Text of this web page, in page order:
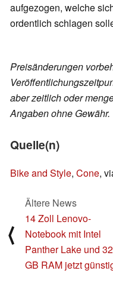
aufgezogen, welche
ordentlich schlagen
Preisänderungen
aber zeitlich oder
Angaben ohne Gewähr.
Quelle(n)
Bike and Style, Cone,
⟨
Ältere News
14 Zoll Lenovo-
Notebook mit Intel
Panther Lake und 32
GB RAM jetzt